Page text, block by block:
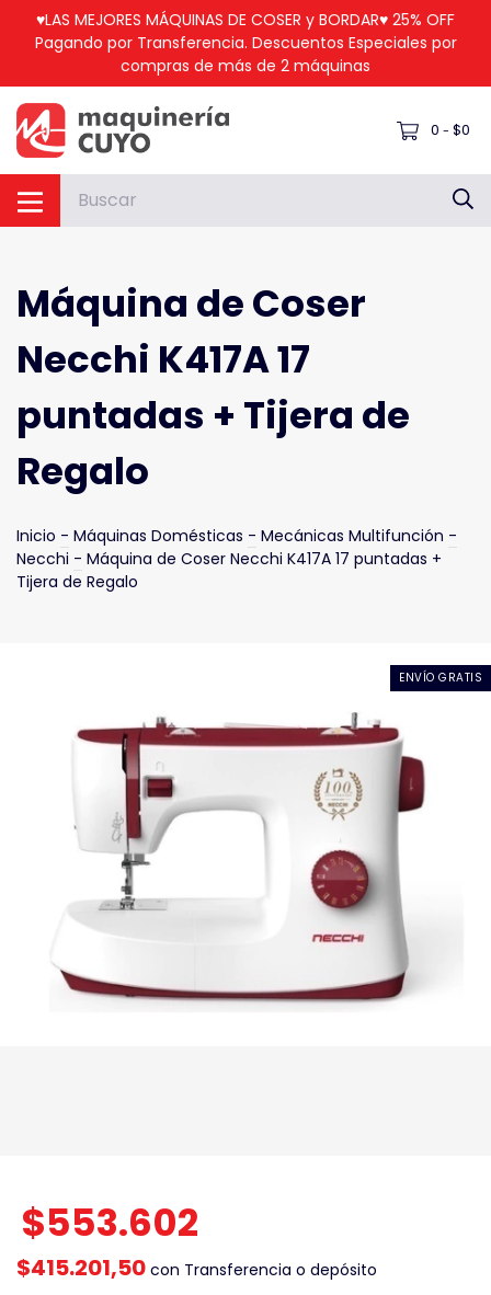
♥LAS MEJORES MÁQUINAS DE COSER y BORDAR♥ 25% OFF
Pagando por Transferencia. Descuentos Especiales por
compras de más de 2 máquinas
0 - $0
Máquina de Coser
Necchi K417A 17
puntadas + Tijera de
Regalo
Inicio - Máquinas Domésticas - Mecánicas Multifunción -
Necchi - Máquina de Coser Necchi K417A 17 puntadas +
Tijera de Regalo
ENVÍO GRATIS
$553.602
$415.201,50 con Transferencia o depósito